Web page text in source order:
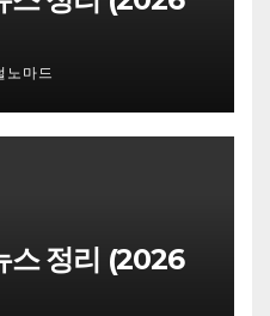
노마드
스 정리 (2026